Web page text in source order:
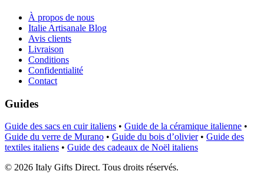
À propos de nous
Italie Artisanale Blog
Avis clients
Livraison
Conditions
Confidentialité
Contact
Guides
Guide des sacs en cuir italiens • Guide de la céramique italienne •
Guide du verre de Murano • Guide du bois d’olivier • Guide des
textiles italiens • Guide des cadeaux de Noël italiens
© 2026 Italy Gifts Direct. Tous droits réservés.